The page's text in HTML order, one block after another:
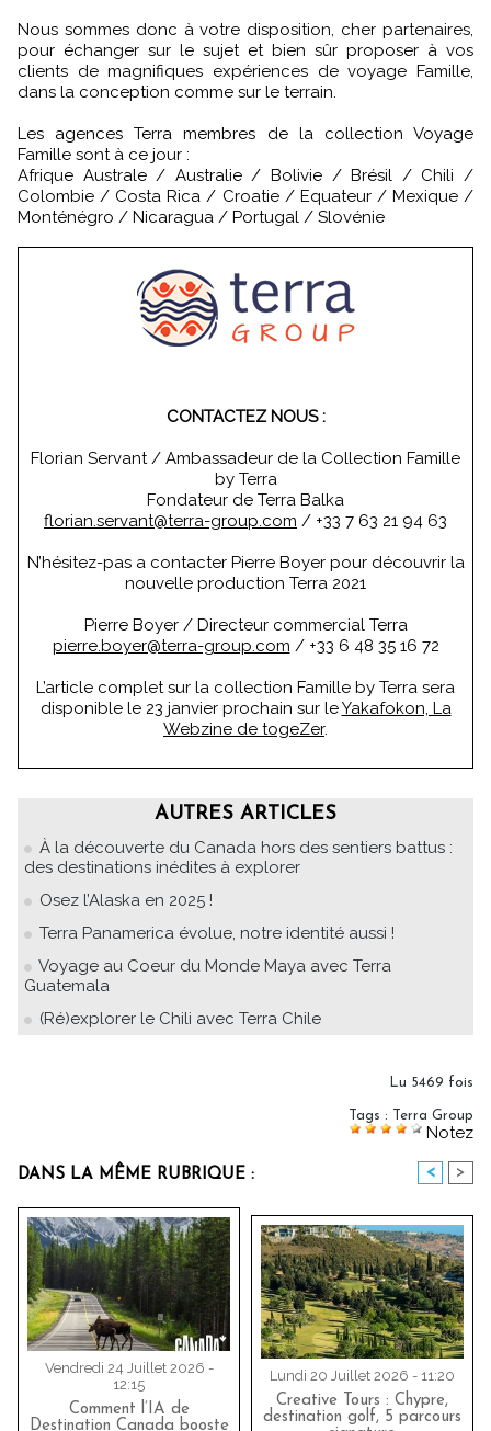
Nous sommes donc à votre disposition, cher partenaires,
pour échanger sur le sujet et bien sûr proposer à vos
clients de magnifiques expériences de voyage Famille,
dans la conception comme sur le terrain.
Les agences Terra membres de la collection Voyage
Famille sont à ce jour :
Afrique Australe / Australie / Bolivie / Brésil / Chili /
Colombie / Costa Rica / Croatie / Equateur / Mexique /
Monténégro / Nicaragua / Portugal / Slovénie
CONTACTEZ NOUS :
Florian Servant / Ambassadeur de la Collection Famille
by Terra
Fondateur de Terra Balka
florian.servant@terra-group.com / +33 7 63 21 94 63
N’hésitez-pas a contacter Pierre Boyer pour découvrir la
nouvelle production Terra 2021
Pierre Boyer / Directeur commercial Terra
pierre.boyer@terra-group.com / +33 6 48 35 16 72
L’article complet sur la collection Famille by Terra sera
disponible le 23 janvier prochain sur leYakafokon, La
Webzine de togeZer.
AUTRES ARTICLES
À la découverte du Canada hors des sentiers battus :
des destinations inédites à explorer
Osez l’Alaska en 2025 !
Terra Panamerica évolue, notre identité aussi !
Voyage au Coeur du Monde Maya avec Terra
Guatemala
(Ré)explorer le Chili avec Terra Chile
Lu 5469 fois
Tags : Terra Group
Notez
DANS LA MÊME RUBRIQUE : < >
Vendredi 24 Juillet 2026 -
12:15
Comment l’IA de
Destination Canada booste
Lundi 20 Juillet 2026 - 11:20
Creative Tours : Chypre,
destination golf, 5 parcours